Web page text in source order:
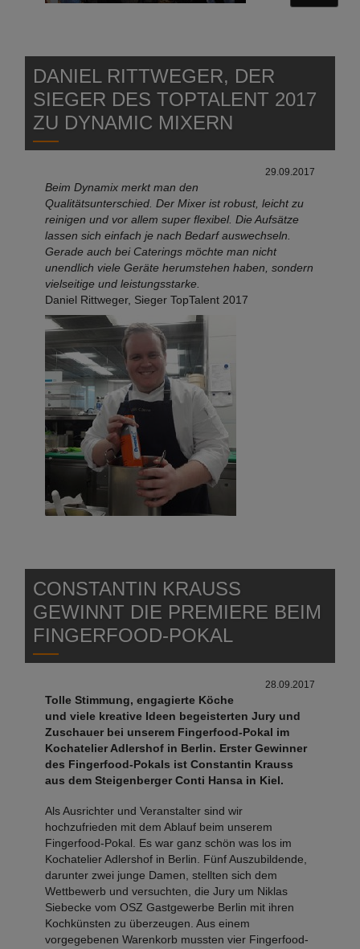
DANIEL RITTWEGER, DER
SIEGER DES TOPTALENT 2017
ZU DYNAMIC MIXERN
29.09.2017
Beim Dynamix merkt man den
Qualitätsunterschied. Der Mixer ist robust, leicht zu
reinigen und vor allem super flexibel. Die Aufsätze
lassen sich einfach je nach Bedarf auswechseln.
Gerade auch bei Caterings möchte man nicht
unendlich viele Geräte herumstehen haben, sondern
vielseitige und leistungsstarke.
Daniel Rittweger, Sieger TopTalent 2017
CONSTANTIN KRAUSS
GEWINNT DIE PREMIERE BEIM
FINGERFOOD-POKAL
28.09.2017
Tolle Stimmung, engagierte Köche
und viele kreative Ideen begeisterten Jury und
Zuschauer bei unserem Fingerfood-Pokal im
Kochatelier Adlershof in Berlin. Erster Gewinner
des Fingerfood-Pokals ist Constantin Krauss
aus dem Steigenberger Conti Hansa in Kiel.
Als Ausrichter und Veranstalter sind wir
hochzufrieden mit dem Ablauf beim unserem
Fingerfood-Pokal. Es war ganz schön was los im
Kochatelier Adlershof in Berlin. Fünf Auszubildende,
darunter zwei junge Damen, stellten sich dem
Wettbewerb und versuchten, die Jury um Niklas
Siebecke vom OSZ Gastgewerbe Berlin mit ihren
Kochkünsten zu überzeugen. Aus einem
vorgegebenen Warenkorb mussten vier Fingerfood-